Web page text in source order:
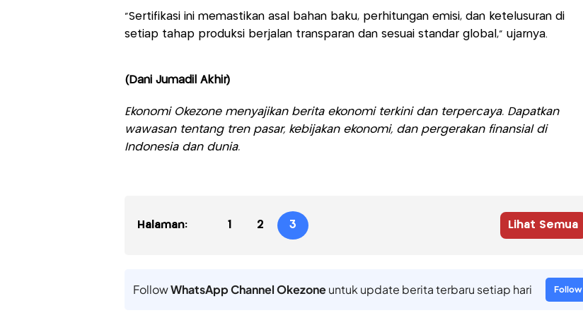
“Sertifikasi ini memastikan asal bahan baku, perhitungan emisi, dan ketelusuran di
setiap tahap produksi berjalan transparan dan sesuai standar global,” ujarnya.
(Dani Jumadil Akhir)
Ekonomi Okezone menyajikan berita ekonomi terkini dan terpercaya. Dapatkan
wawasan tentang tren pasar, kebijakan ekonomi, dan pergerakan finansial di
Indonesia dan dunia.
Halaman: 1 2 3 Lihat Semua
FollowWhatsApp Channel Okezoneuntuk update berita terbaru setiap hari Follow